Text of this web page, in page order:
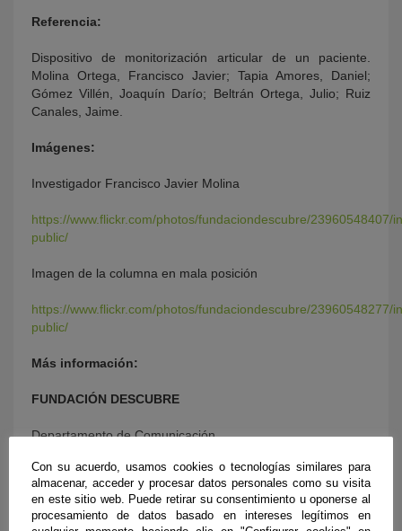
Referencia:
Dispositivo de monitorización articular de un paciente.
Molina Ortega, Francisco Javier; Tapia Amores, Daniel;
Gómez Villén, Joaquín Darío; Beltrán Ortega, Julio; Ruiz
Canales, Jaime.
Imágenes:
Investigador Francisco Javier Molina
https://www.flickr.com/photos/fundaciondescubre/23960548407/
public/
Imagen de la columna en mala posición
https://www.flickr.com/photos/fundaciondescubre/23960548277/
public/
Más información:
FUNDACIÓN DESCUBRE
Departamento de Comunicación
Teléfono: 954239422
e-mail: comunicacion@fundaciondescubre.es
Con su acuerdo, usamos cookies o tecnologías similares para
almacenar, acceder y procesar datos personales como su visita
en este sitio web. Puede retirar su consentimiento u oponerse al
procesamiento de datos basado en intereses legítimos en